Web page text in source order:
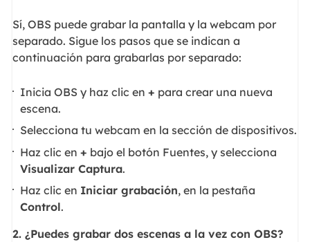
Sí, OBS puede grabar la pantalla y la webcam por
separado. Sigue los pasos que se indican a
continuación para grabarlas por separado:
Inicia OBS y haz clic en+ para crear una nueva
escena.
Selecciona tu webcam en la sección de dispositivos.
Haz clic en+ bajo el botón Fuentes, y selecciona
Visualizar Captura.
Haz clic en Iniciar grabación, en la pestaña
Control.
2. ¿Puedes grabar dos escenas a la vez con OBS?